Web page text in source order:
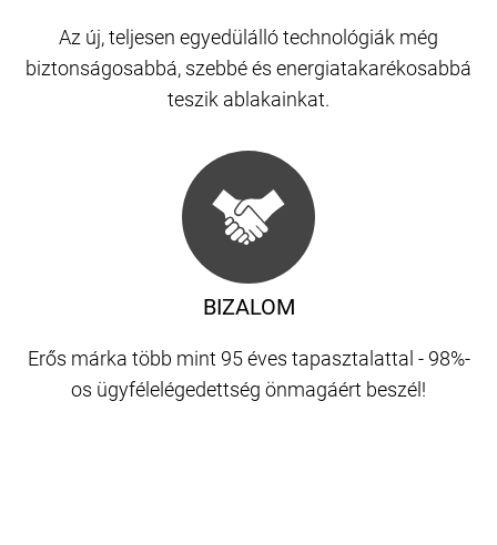
BIZALOM
Erős márka több mint 95 éves tapasztalattal - 98%-
os ügyfélelégedettség önmagáért beszél!
Az új, teljesen egyedülálló technológiák még
biztonságosabbá, szebbé és energiatakarékosabbá
teszik ablakainkat.